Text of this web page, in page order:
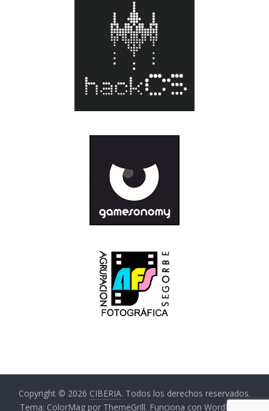
Copyright © 2026 CIBERIA. Todos los derechos reservados.
Tema: ColorMag por ThemeGrill. Funciona conWordPress